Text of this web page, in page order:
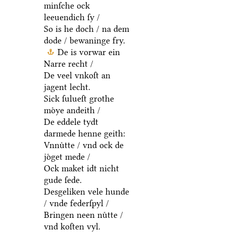
minſche ock
leeuendich ſy /
So is he doch / na dem
dode / bewaninge fry.
De is vorwar ein
Narre recht /
De veel vnkoſt an
jagent lecht.
Sick ſulueſt grothe
moͤye andeith /
De eddele tydt
darmede henne geith:
Vnnuͤtte / vnd ock de
joͤget mede /
Ock maket idt nicht
gude ſede.
Desgeliken vele hunde
/ vnde federſpyl /
Bringen neen nuͤtte /
vnd koſten vyl.